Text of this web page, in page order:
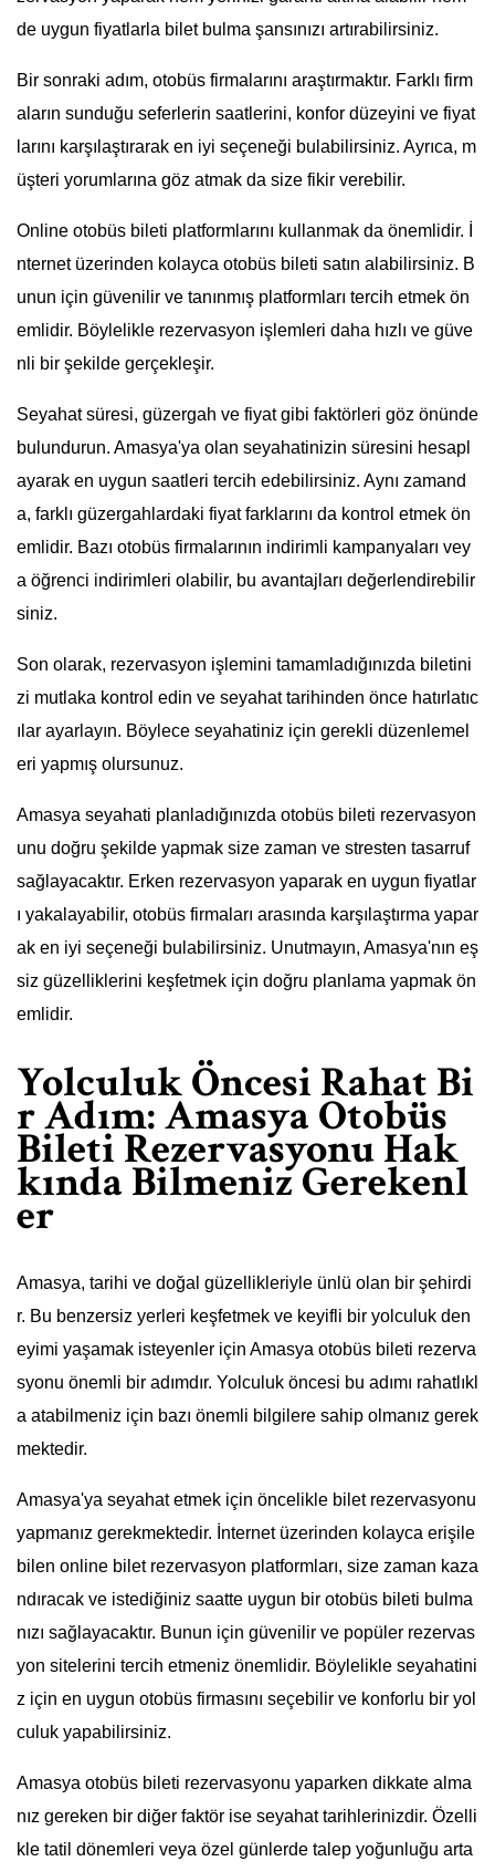
de uygun fiyatlarla bilet bulma şansınızı artırabilirsiniz.
Bir sonraki adım, otobüs firmalarını araştırmaktır. Farklı firm
aların sunduğu seferlerin saatlerini, konfor düzeyini ve fiyat
larını karşılaştırarak en iyi seçeneği bulabilirsiniz. Ayrıca, m
üşteri yorumlarına göz atmak da size fikir verebilir.
Online otobüs bileti platformlarını kullanmak da önemlidir. İ
nternet üzerinden kolayca otobüs bileti satın alabilirsiniz. B
unun için güvenilir ve tanınmış platformları tercih etmek ön
emlidir. Böylelikle rezervasyon işlemleri daha hızlı ve güve
nli bir şekilde gerçekleşir.
Seyahat süresi, güzergah ve fiyat gibi faktörleri göz önünde
bulundurun. Amasya'ya olan seyahatinizin süresini hesapl
ayarak en uygun saatleri tercih edebilirsiniz. Aynı zamand
a, farklı güzergahlardaki fiyat farklarını da kontrol etmek ön
emlidir. Bazı otobüs firmalarının indirimli kampanyaları vey
a öğrenci indirimleri olabilir, bu avantajları değerlendirebilir
siniz.
Son olarak, rezervasyon işlemini tamamladığınızda biletini
zi mutlaka kontrol edin ve seyahat tarihinden önce hatırlatıc
ılar ayarlayın. Böylece seyahatiniz için gerekli düzenlemel
eri yapmış olursunuz.
Amasya seyahati planladığınızda otobüs bileti rezervasyon
unu doğru şekilde yapmak size zaman ve stresten tasarruf
sağlayacaktır. Erken rezervasyon yaparak en uygun fiyatlar
ı yakalayabilir, otobüs firmaları arasında karşılaştırma yapar
ak en iyi seçeneği bulabilirsiniz. Unutmayın, Amasya'nın eş
siz güzelliklerini keşfetmek için doğru planlama yapmak ön
emlidir.
Yolculuk Öncesi Rahat Bi
r Adım: Amasya Otobüs
Bileti Rezervasyonu Hak
kında Bilmeniz Gerekenl
er
Amasya, tarihi ve doğal güzellikleriyle ünlü olan bir şehirdi
r. Bu benzersiz yerleri keşfetmek ve keyifli bir yolculuk den
eyimi yaşamak isteyenler için Amasya otobüs bileti rezerva
syonu önemli bir adımdır. Yolculuk öncesi bu adımı rahatlıkl
a atabilmeniz için bazı önemli bilgilere sahip olmanız gerek
mektedir.
Amasya'ya seyahat etmek için öncelikle bilet rezervasyonu
yapmanız gerekmektedir. İnternet üzerinden kolayca erişile
bilen online bilet rezervasyon platformları, size zaman kaza
ndıracak ve istediğiniz saatte uygun bir otobüs bileti bulma
nızı sağlayacaktır. Bunun için güvenilir ve popüler rezervas
yon sitelerini tercih etmeniz önemlidir. Böylelikle seyahatini
z için en uygun otobüs firmasını seçebilir ve konforlu bir yol
culuk yapabilirsiniz.
Amasya otobüs bileti rezervasyonu yaparken dikkate alma
nız gereken bir diğer faktör ise seyahat tarihlerinizdir. Özelli
kle tatil dönemleri veya özel günlerde talep yoğunluğu arta